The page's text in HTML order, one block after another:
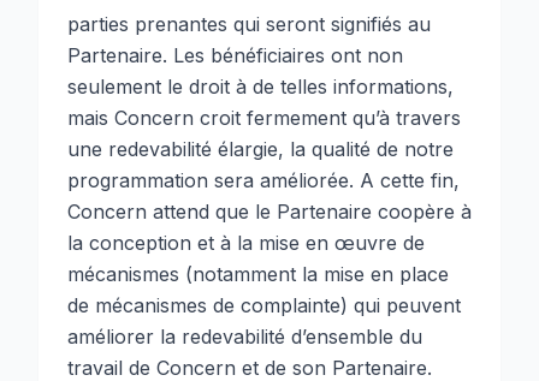
parties prenantes qui seront signifiés au
Partenaire. Les bénéficiaires ont non
seulement le droit à de telles informations,
mais Concern croit fermement qu’à travers
une redevabilité élargie, la qualité de notre
programmation sera améliorée. A cette fin,
Concern attend que le Partenaire coopère à
la conception et à la mise en œuvre de
mécanismes (notamment la mise en place
de mécanismes de complainte) qui peuvent
améliorer la redevabilité d’ensemble du
travail de Concern et de son Partenaire.